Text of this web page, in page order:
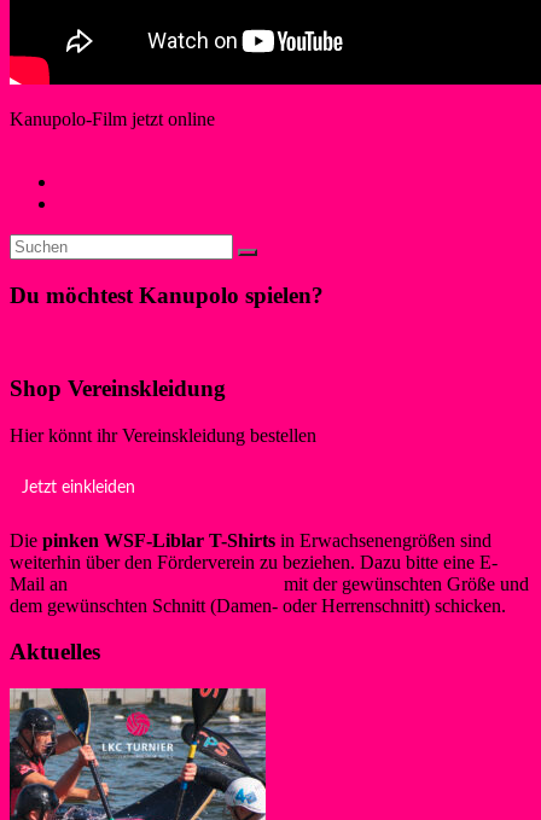
Kanupolo-Film jetzt online
Du möchtest Kanupolo spielen?
Shop Vereinskleidung
Hier könnt ihr Vereinskleidung bestellen
Jetzt einkleiden
Die pinken WSF-Liblar T-Shirts in Erwachsenengrößen sind
weiterhin über den Förderverein zu beziehen. Dazu bitte eine E-
Mail an
mit der gewünschten Größe und
dem gewünschten Schnitt (Damen- oder Herrenschnitt) schicken.
Aktuelles